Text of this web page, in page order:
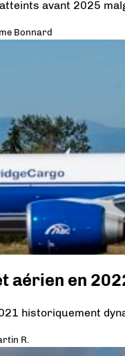
avant 2025
Bonnard
aérien en
historiquement
R.